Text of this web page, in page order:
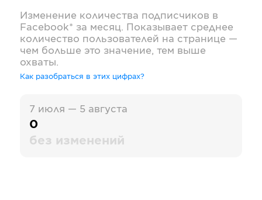
Изменение количества подписчиков в
Facebook* за месяц. Показывает среднее
количество пользователей на странице —
чем больше это значение, тем выше
охваты.
Как разобраться в этих цифрах?
7 июля — 5 августа
0
без изменений